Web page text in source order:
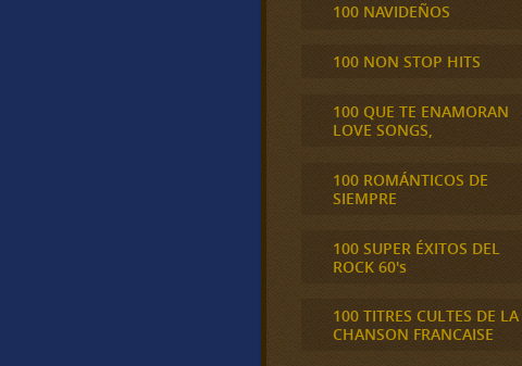
100 NAVIDEÑOS
100 NON STOP HITS
100 QUE TE ENAMORAN
LOVE SONGS,
100 ROMÁNTICOS DE
SIEMPRE
100 SUPER ÉXITOS DEL
ROCK 60's
100 TITRES CULTES DE LA
CHANSON FRANCAISE